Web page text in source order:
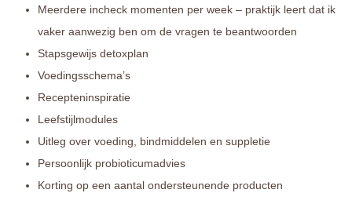
Meerdere incheck momenten per week – praktijk leert dat ik
vaker aanwezig ben om de vragen te beantwoorden
Stapsgewijs detoxplan
Voedingsschema’s
Recepteninspiratie
Leefstijlmodules
Uitleg over voeding, bindmiddelen en suppletie
Persoonlijk probioticumadvies
Korting op een aantal ondersteunende producten